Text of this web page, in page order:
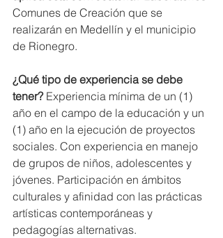
Comunes de Creación que se
realizarán en Medellín y el municipio
de Rionegro.
¿Qué tipo de experiencia se debe
tener? Experiencia mínima de un (1)
año en el campo de la educación y un
(1) año en la ejecución de proyectos
sociales. Con experiencia en manejo
de grupos de niños, adolescentes y
jóvenes. Participación en ámbitos
culturales y afinidad con las prácticas
artísticas contemporáneas y
pedagogías alternativas.